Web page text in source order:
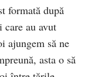
formată după
au avut
ajungem să ne
asta o să